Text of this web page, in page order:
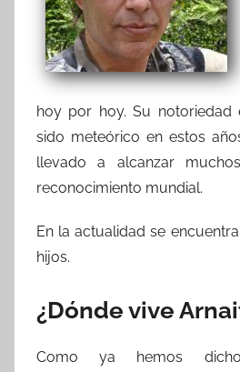
hoy por hoy. Su notoriedad
sido meteórico en estos
llevado a alcanzar
reconocimiento mundial.
En la actualidad se
hijos.
¿Dónde vive
Como ya hemos